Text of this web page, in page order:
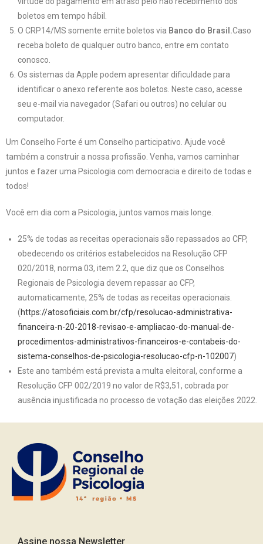
boletos em tempo hábil.
O CRP14/MS somente emite boletos via Banco do Brasil.Caso
receba boleto de qualquer outro banco, entre em contato
conosco.
Os sistemas da Apple podem apresentar dificuldade para
identificar o anexo referente aos boletos. Neste caso, acesse
seu e-mail via navegador (Safari ou outros) no celular ou
computador.
Um Conselho Forte é um Conselho participativo. Ajude você
também a construir a nossa profissão. Venha, vamos caminhar
juntos e fazer uma Psicologia com democracia e direito de todas e
todos!
Você em dia com a Psicologia, juntos vamos mais longe.
25% de todas as receitas operacionais são repassados ao CFP,
obedecendo os critérios estabelecidos na Resolução CFP
020/2018, norma 03, item 2.2, que diz que os Conselhos
Regionais de Psicologia devem repassar ao CFP,
automaticamente, 25% de todas as receitas operacionais.
(https://atosoficiais.com.br/cfp/resolucao-administrativa-
financeira-n-20-2018-revisao-e-ampliacao-do-manual-de-
procedimentos-administrativos-financeiros-e-contabeis-do-
sistema-conselhos-de-psicologia-resolucao-cfp-n-102007)
Este ano também está prevista a multa eleitoral, conforme a
Resolução CFP 002/2019 no valor de R$3,51, cobrada por
ausência injustificada no processo de votação das eleições 2022.
Assine nossa Newsletter